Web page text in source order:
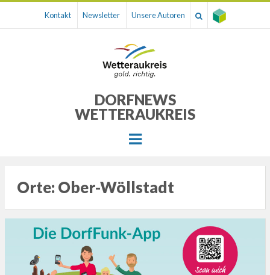
Kontakt Newsletter Unsere Autoren
DORFNEWS
WETTERAUKREIS
Menu
Orte: Ober-Wöllstadt